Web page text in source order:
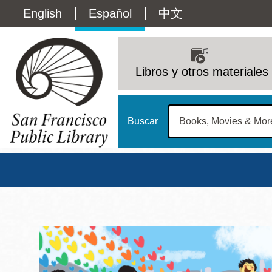
contenido
Language
switcher
(Content)
English Español 中文
navigation
Libros y otros materiales
Buscar
Biblioteca Central
Address
100 Larkin Street San Francisco
Contact
415-557-4400
12 - 6
Biblioteca Pública